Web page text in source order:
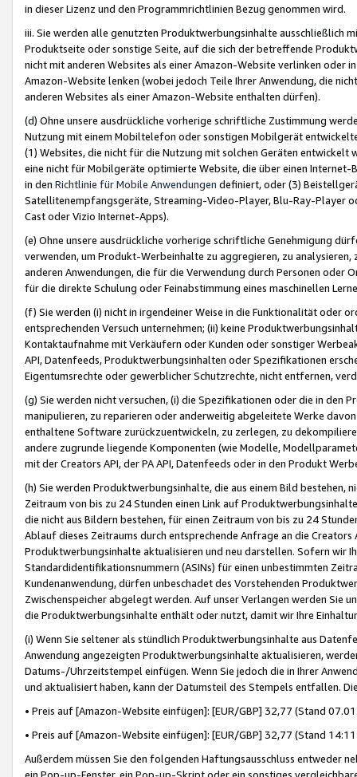
in dieser Lizenz und den Programmrichtlinien Bezug genommen wird.
iii. Sie werden alle genutzten Produktwerbungsinhalte ausschließlich
Produktseite oder sonstige Seite, auf die sich der betreffende
nicht mit anderen Websites als einer Amazon-Website verlinken oder
Amazon-Website lenken (wobei jedoch Teile Ihrer Anwendung, die
anderen Websites als einer Amazon-Website enthalten dürfen).
(d) Ohne unsere ausdrückliche vorherige schriftliche Zustimmung
Nutzung mit einem Mobiltelefon oder sonstigen Mobilgerät
(1) Websites, die nicht für die Nutzung mit solchen Geräten
eine nicht für Mobilgeräte optimierte Website, die über einen
in den Richtlinie für Mobile Anwendungen definiert, oder (3)
Satellitenempfangsgeräte, Streaming-Video-Player, Blu-Ray-Player
Cast oder Vizio Internet-Apps).
(e) Ohne unsere ausdrückliche vorherige schriftliche Genehmigung
verwenden, um Produkt-Werbeinhalte zu aggregieren, zu
anderen Anwendungen, die für die Verwendung durch Personen
für die direkte Schulung oder Feinabstimmung eines maschinellen
(f) Sie werden (i) nicht in irgendeiner Weise in die Funktionalität oder
entsprechenden Versuch unternehmen; (ii) keine
Kontaktaufnahme mit Verkäufern oder Kunden oder sonstiger
API, Datenfeeds, Produktwerbungsinhalten oder Spezifikationen
Eigentumsrechte oder gewerblicher Schutzrechte, nicht entfernen,
(g) Sie werden nicht versuchen, (i) die Spezifikationen oder die in
manipulieren, zu reparieren oder anderweitig abgeleitete Werke
enthaltene Software zurückzuentwickeln, zu zerlegen, zu
andere zugrunde liegende Komponenten (wie Modelle,
mit der Creators API, der PA API, Datenfeeds oder in den Produkt
(h) Sie werden Produktwerbungsinhalte, die aus einem Bild bestehen,
Zeitraum von bis zu 24 Stunden einen Link auf
die nicht aus Bildern bestehen, für einen Zeitraum von bis zu 24
Ablauf dieses Zeitraums durch entsprechende Anfrage an die
Produktwerbungsinhalte aktualisieren und neu darstellen. Sofern wir
Standardidentifikationsnummern (ASINs) für einen unbestimmten
Kundenanwendung, dürfen unbeschadet des Vorstehenden
Zwischenspeicher abgelegt werden. Auf unser Verlangen werden Sie
die Produktwerbungsinhalte enthält oder nutzt, damit wir Ihre
(i) Wenn Sie seltener als stündlich Produktwerbungsinhalte aus
Anwendung angezeigten Produktwerbungsinhalte aktualisieren,
Datums-/Uhrzeitstempel einfügen. Wenn Sie jedoch die in Ihrer
und aktualisiert haben, kann der Datumsteil des Stempels entfallen.
• Preis auf [Amazon-Website einfügen]: [EUR/GBP] 32,77 (Stand
• Preis auf [Amazon-Website einfügen]: [EUR/GBP] 32,77 (Stand
Außerdem müssen Sie den folgenden Haftungsausschluss entweder
ein Pop-up-Fenster, ein Pop-up-Skript oder ein sonstiges